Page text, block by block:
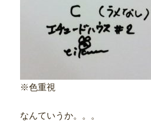
※色重視
なんていうか。。。